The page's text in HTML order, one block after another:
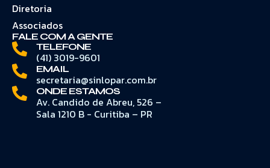
Diretoria
Associados
FALE COM A GENTE
TELEFONE
(41) 3019-9601
EMAIL
secretaria@sinlopar.com.br
ONDE ESTAMOS
Av. Candido de Abreu, 526 –
Sala 1210 B - Curitiba – PR